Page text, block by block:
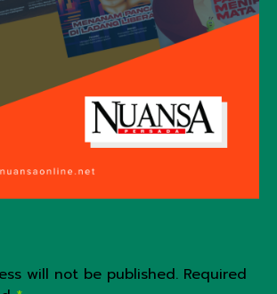
will not be published. Required